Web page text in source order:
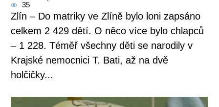
35
Zlín – Do matriky ve Zlíně bylo loni zapsáno
celkem 2 429 dětí. O něco více bylo chlapců
– 1 228. Téměř všechny děti se narodily v
Krajské nemocnici T. Bati, až na dvě
holčičky...